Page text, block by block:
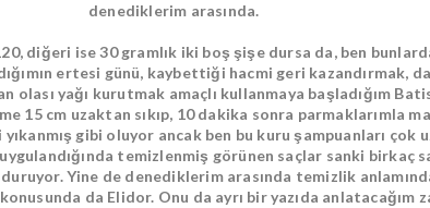
denediklerim arasında.
diğeri ise 30 gramlık iki boş şişe dursa da, ben
ertesi günü, kaybettiği hacmi geri kazandırmak,
olası yağı kurutmak amaçlı kullanmaya başladığım
15 cm uzaktan sıkıp, 10 dakika sonra parmaklarımla
gibi oluyor ancak ben bu kuru şampuanları çok
temizlenmiş görünen saçlar sanki birkaç
Yine de denediklerim arasında temizlik anlamında
da Elidor. Onu da ayrı bir yazıda anlatacağım